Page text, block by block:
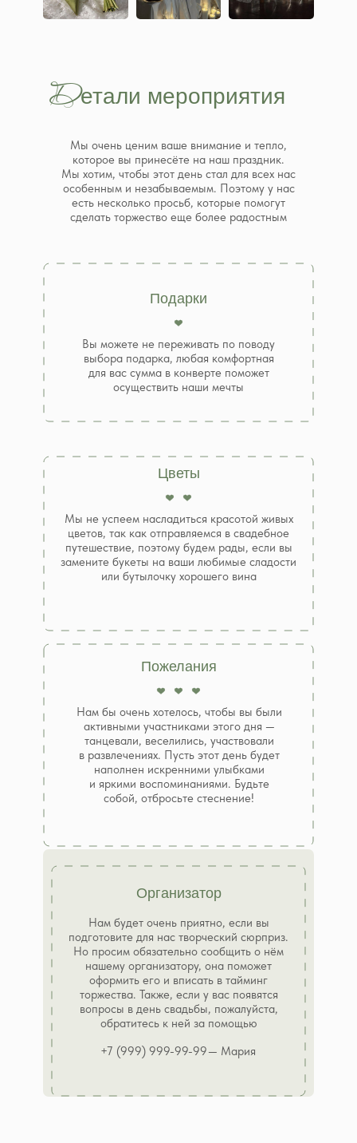
Детали мероприятия
Мы очень ценим ваше внимание и тепло,
которое вы принесёте на наш праздник.
Мы хотим, чтобы этот день стал для всех нас
особенным и незабываемым. Поэтому у нас
есть несколько просьб, которые помогут
сделать торжество еще более радостным
Подарки
Вы можете не переживать по поводу
выбора подарка, любая комфортная
для вас сумма в конверте поможет
осуществить наши мечты
Цветы
Мы не успеем насладиться красотой живых
цветов, так как отправляемся в свадебное
путешествие, поэтому будем рады, если вы
замените букеты на ваши любимые сладости
или бутылочку хорошего вина
Пожелания
Нам бы очень хотелось, чтобы вы были
активными участниками этого дня —
танцевали, веселились, участвовали
в развлечениях. Пусть этот день будет
наполнен искренними улыбками
и яркими воспоминаниями. Будьте
собой, отбросьте стеснение!
Организатор
Нам будет очень приятно, если вы
подготовите для нас творческий сюрприз.
Но просим обязательно сообщить о нём
нашему организатору, она поможет
оформить его и вписать в тайминг
торжества. Также, если у вас появятся
вопросы в день свадьбы, пожалуйста,
обратитесь к ней за помощью
— Мария
+7 (999) 999-99-99